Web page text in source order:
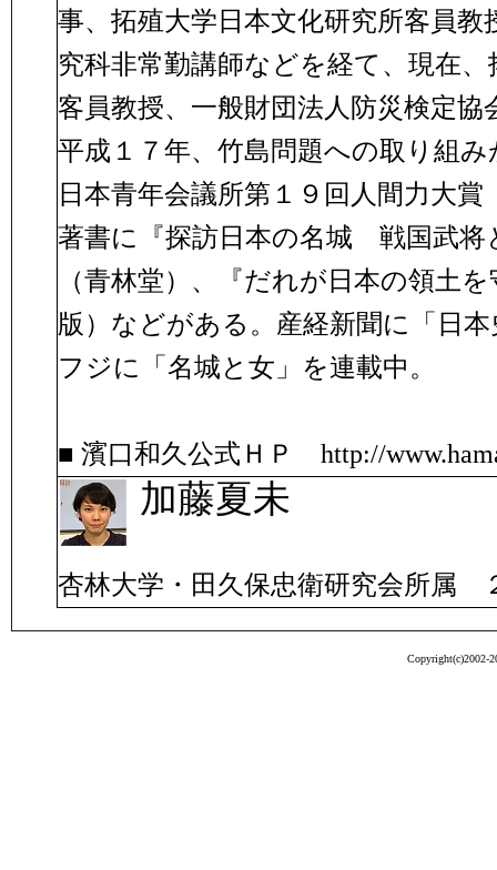
事、拓殖大学日本文化研究所客員教
究科非常勤講師などを経て、現在
客員教授、一般財団法人防災検定
平成１７年、竹島問題への取り組
日本青年会議所第１９回人間力大
著書に『探訪日本の名城 戦国武将
（青林堂）、『だれが日本の領土
版）などがある。産経新聞に「日
フジに「名城と女」を連載中。
■ 濱口和久公式ＨＰ http://
加藤夏未
杏林大学・田久保忠衛研究会所属
Copyright(c)2002-